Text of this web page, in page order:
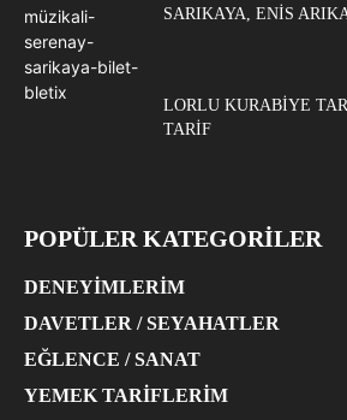
SARIKAYA, ENIS
LORLU KURABIYE
TARIF
POPÜLER KATEGORİLER
DENEYIMLERIM
DAVETLER / SEYAHATLER
EĞLENCE / SANAT
YEMEK TARIFLERIM